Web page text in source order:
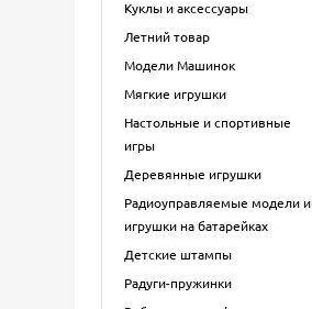
Куклы и аксессуары
Летний товар
Модели Машинок
Мягкие игрушки
Настольные и спортивные
игры
Деревянные игрушки
Радиоуправляемые модели и
игрушки на батарейках
Детские штампы
Радуги-пружинки